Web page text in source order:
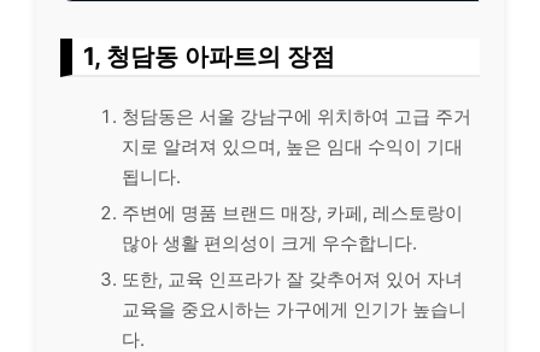
1, 청담동 아파트의 장점
청담동은 서울 강남구에 위치하여 고급 주거
지로 알려져 있으며, 높은 임대 수익이 기대
됩니다.
주변에 명품 브랜드 매장, 카페, 레스토랑이
많아 생활 편의성이 크게 우수합니다.
또한, 교육 인프라가 잘 갖추어져 있어 자녀
교육을 중요시하는 가구에게 인기가 높습니
다.